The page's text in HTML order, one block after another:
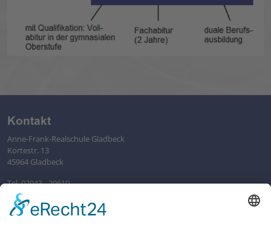
Kontakt
Anne-Frank-Realschule Gladbeck
Kortestr. 13
45964 Gladbeck
Tel. 02043 - 29610
sekretariat@afr-gladbeck.de